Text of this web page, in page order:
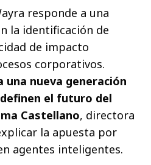
responde a una
la identificación de
de impacto
corporativos.
una nueva generación
el futuro del
Castellano, directora
la apuesta por
agentes inteligentes.